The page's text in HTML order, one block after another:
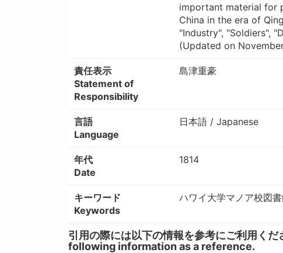
important material for
China in the era of
"Industry", "Soldiers",
(Updated on
責任表示
Statement of
Responsibility
島津重豪
言語
Language
日本語 / Japanese
年代
Date
1814
キーワード
Keywords
ハワイ大学マノア校図
引用の際には以下の情報を参考にご利用く
following information as a reference.